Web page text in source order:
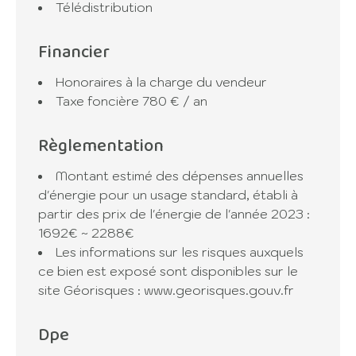
terrain entièrement clos, portail motorisé,
soigneusement entretenu.
qu'à poser vos valises dans cette maison
parfaitement entretenue, idéale pour une vie
restant proche des commodités.
Télédistribution
Financier
Honoraires à la charge du vendeur
Taxe foncière 780 € / an
Règlementation
Montant estimé des dépenses annuelles
d'énergie pour un usage standard, établi à
partir des prix de l'énergie de l'année 2023 :
1692€ ~ 2288€
Les informations sur les risques auxquels
ce bien est exposé sont disponibles sur le
site Géorisques : www.georisques.gouv.fr
Dpe